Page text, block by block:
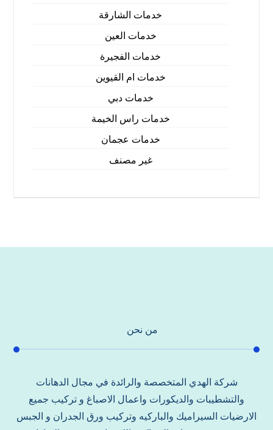
خدمات الشارقة
خدمات العين
خدمات الفجيرة
خدمات ام القيوين
خدمات دبي
خدمات راس الخيمة
خدمات عجمان
غير مصنف
من نحن
شركة الهدي المتخصصة والرائدة في مجال الدهانات
والتشطيبات والديكورات واعمال الاصباغ و تركيب جميع
الارضيات السيراميك والباركيه وتركيب ورق الجدران و الجبس